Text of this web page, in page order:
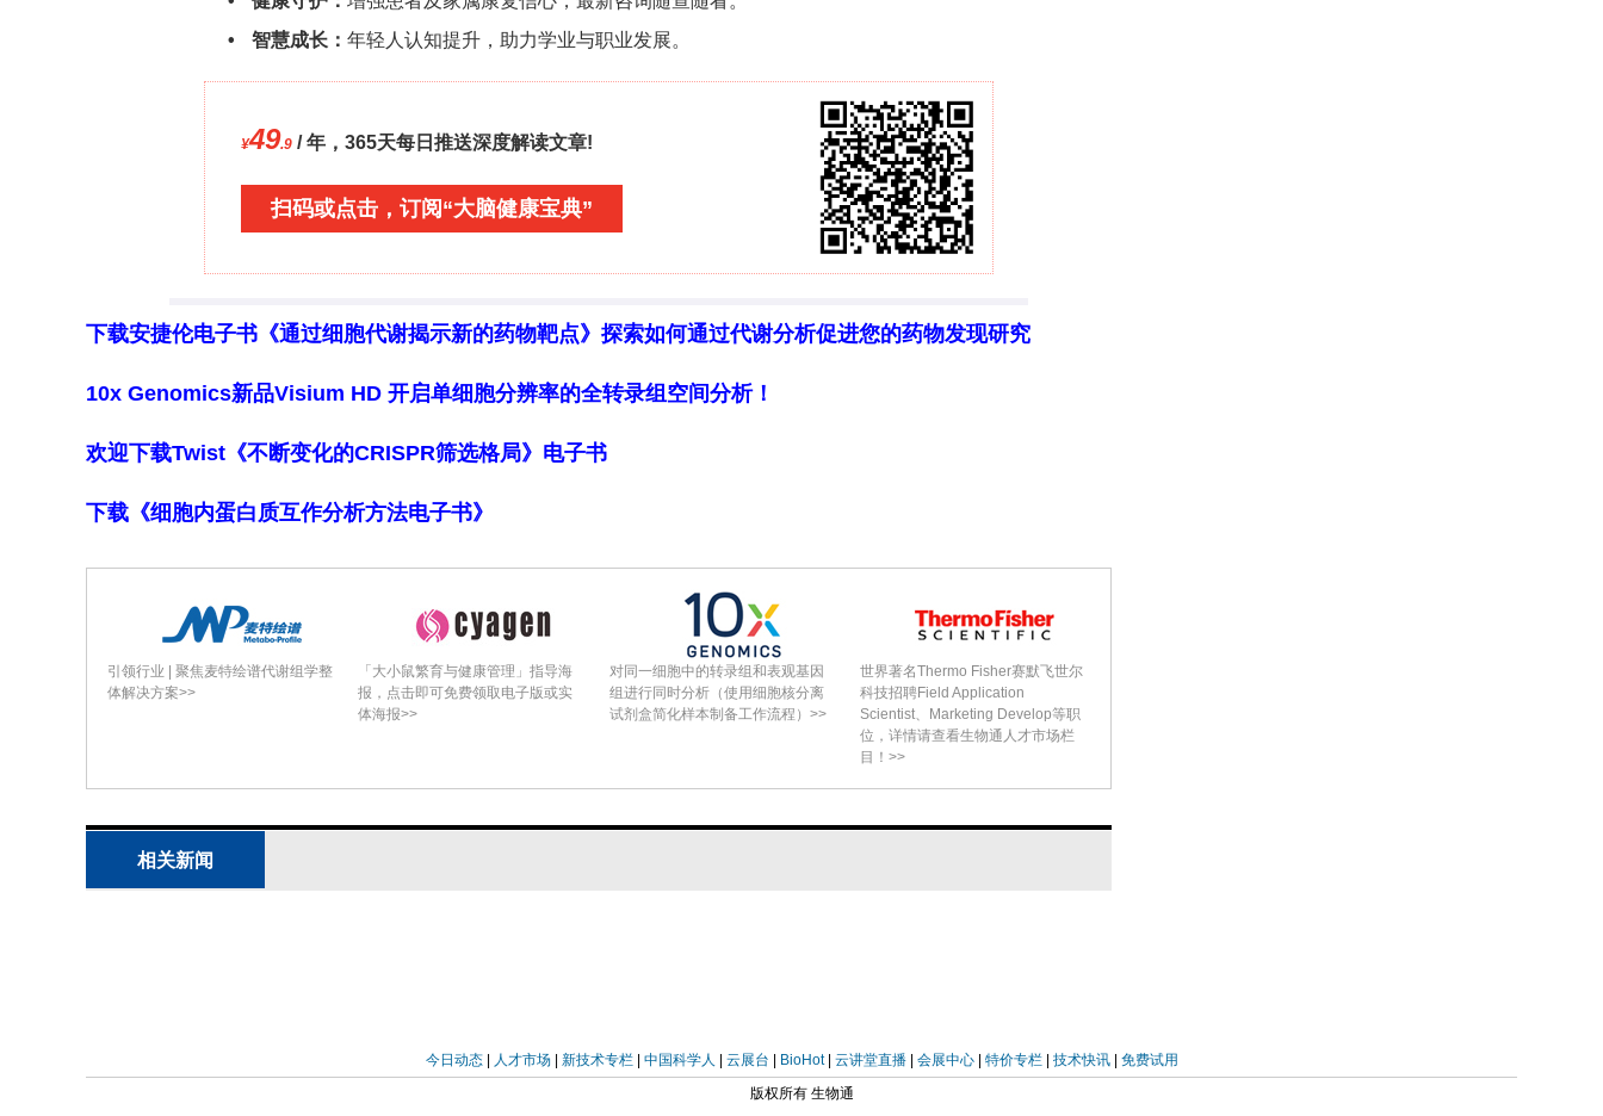
态提供了新的视角。
然而，该研究也存在一些局限性。例如，视频剪辑可能导致行为评估的偏差，行为编码仅由一
名观察者完成，缺乏不同观察者之间的可靠性评估，研究对象年龄范围较广可能存在年龄相关
的行为差异，且未对 “抑郁” 行为进行单一维度的编码。尽管如此，这项研究仍然为猫急性疼痛
评估提供了有价值的信息，有助于推动猫疼痛管理领域的发展，提高小猫的福利水平。未来的
研究可以针对这些局限性进行改进，进一步深入探讨小猫和成年猫疼痛行为的差异，为猫的疼
痛管理提供更精准、更有效的方法。
下载安捷伦电子书《通过细胞代谢揭示新的药物靶点》探索如何通过代谢分析促进您的药物发现研究
10x Genomics新品Visium HD 开启单细胞分辨率的全转录组空间分析！
欢迎下载Twist《不断变化的CRISPR筛选格局》电子书
下载《细胞内蛋白质互作分析方法电子书》
引领行业 | 聚焦麦特绘谱代谢组学整
体解决方案>>
「大小鼠繁育与健康管理」指导海
报，点击即可免费领取电子版或实
体海报>>
对同一细胞中的转录组和表观基因
组进行同时分析（使用细胞核分离
试剂盒简化样本制备工作流程）>>
世界著名Thermo Fisher赛默飞世尔
科技招聘Field Application
Scientist、Marketing Develop等职
位，详情请查看生物通人才市场栏
目！>>
相关新闻
今日动态| 人才市场| 新技术专栏| 中国科学人 云展台 BioHot| 云讲堂直播| 会展中心| 特价专栏| 技术快讯| 免费试用
版权所有 生物通